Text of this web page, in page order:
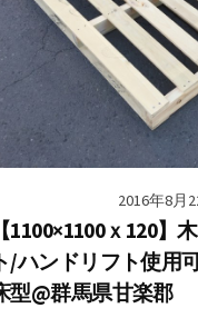
2016年8月
【1100×1100ｘ120】
/ハンドリフト使用
型@群馬県甘楽郡